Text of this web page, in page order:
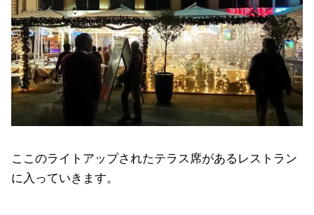
ここのライトアップされたテラス席があるレストラン
に入っていきます。